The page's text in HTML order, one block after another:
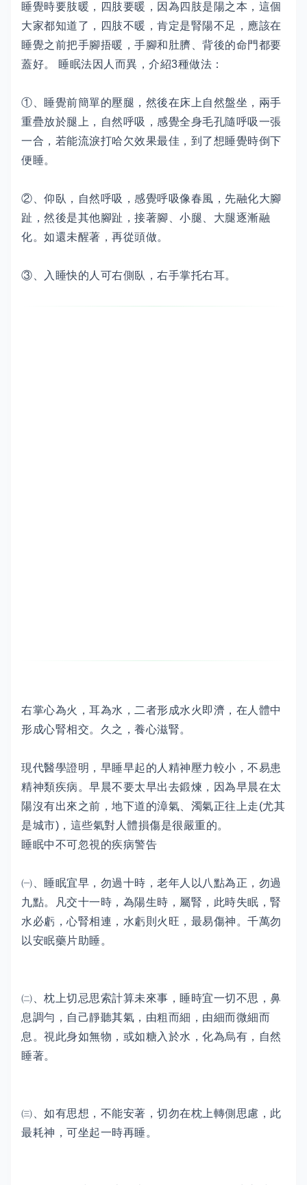
睡覺時要肢暖，四肢要暖，因為四肢是陽之本，這個
大家都知道了，四肢不暖，肯定是腎陽不足，應該在
睡覺之前把手腳捂暖，手腳和肚臍、背後的命門都要
蓋好。 睡眠法因人而異，介紹3種做法：
①、睡覺前簡單的壓腿，然後在床上自然盤坐，兩手
重疊放於腿上，自然呼吸，感覺全身毛孔隨呼吸一張
一合，若能流淚打哈欠效果最佳，到了想睡覺時倒下
便睡。
②、仰臥，自然呼吸，感覺呼吸像春風，先融化大腳
趾，然後是其他腳趾，接著腳、小腿、大腿逐漸融
化。如還未醒著，再從頭做。
③、入睡快的人可右側臥，右手掌托右耳。
右掌心為火，耳為水，二者形成水火即濟，在人體中
形成心腎相交。久之，養心滋腎。
現代醫學證明，早睡早起的人精神壓力較小，不易患
精神類疾病。早晨不要太早出去鍛煉，因為早晨在太
陽沒有出來之前，地下道的漳氣、濁氣正往上走(尤其
是城市)，這些氣對人體損傷是很嚴重的。
睡眠中不可忽視的疾病警告
㈠、睡眠宜早，勿過十時，老年人以八點為正，勿過
九點。凡交十一時，為陽生時，屬腎，此時失眠，腎
水必虧，心腎相連，水虧則火旺，最易傷神。千萬勿
以安眠藥片助睡。
㈡、枕上切忌思索計算未來事，睡時宜一切不思，鼻
息調勻，自己靜聽其氣，由粗而細，由細而微細而
息。視此身如無物，或如糖入於水，化為烏有，自然
睡著。
㈢、如有思想，不能安著，切勿在枕上轉側思慮，此
最耗神，可坐起一時再睡。